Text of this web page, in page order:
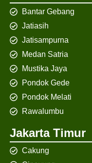
Bantar Gebang
Jatiasih
Jatisampurna
Medan Satria
Mustika Jaya
Pondok Gede
Pondok Melati
Rawalumbu
Jakarta Timur
Cakung